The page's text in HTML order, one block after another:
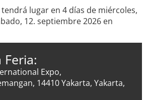
lugar en 4 días de miércoles,
12. septiembre 2026 en
Feria:
Expo,
14410 Yakarta, Yakarta,